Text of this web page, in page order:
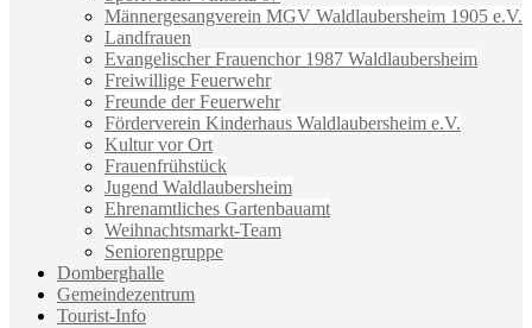
Männergesangverein MGV Waldlaubersheim 1905 e.V.
Landfrauen
Evangelischer Frauenchor 1987 Waldlaubersheim
Freiwillige Feuerwehr
Freunde der Feuerwehr
Förderverein Kinderhaus Waldlaubersheim e.V.
Kultur vor Ort
Frauenfrühstück
Jugend Waldlaubersheim
Ehrenamtliches Gartenbauamt
Weihnachtsmarkt-Team
Seniorengruppe
Domberghalle
Gemeindezentrum
Tourist-Info